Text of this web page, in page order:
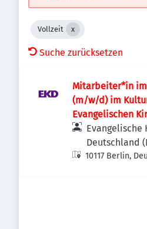
Vollzeit
Suche zurücksetzen
Mitarbeiter*in
(m/w/d) im
Evangelischen
Evangelische
Deutschland
10117 Berlin,